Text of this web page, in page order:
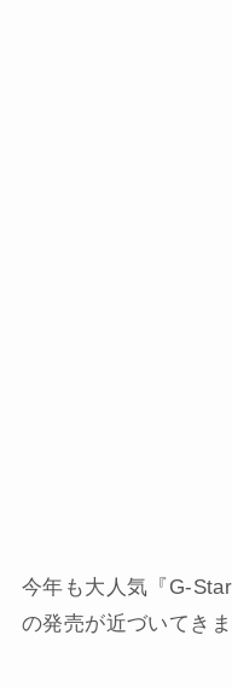
今年も大人気『G-
の発売が近づいてきま